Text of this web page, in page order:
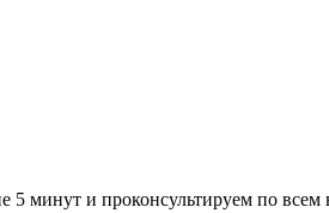
5 минут и проконсультируем по всем